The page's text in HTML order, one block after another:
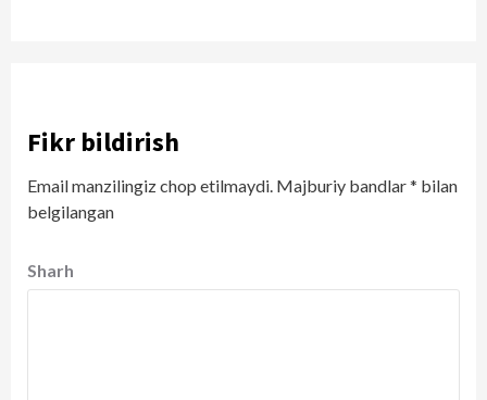
Fikr bildirish
Email manzilingiz chop etilmaydi. Majburiy bandlar* bilan
belgilangan
Sharh